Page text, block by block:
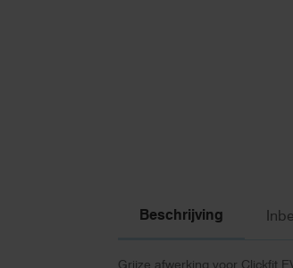
Beschrijving
Grijze afwerking voor Clickfit